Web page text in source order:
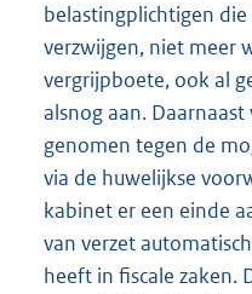
belastingplichtigen
verzwijgen, niet meer
vergrijpboete, ook al
alsnog aan.
genomen tegen de
via de huwelijkse
kabinet er een einde
van verzet
heeft in fiscale zaken.